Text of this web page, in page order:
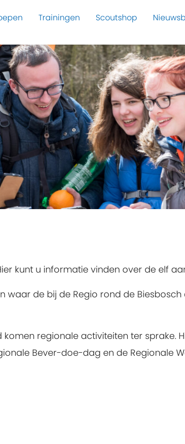
Trainingen Scoutshop
kunt u informatie vinden over de elf
de bij de Regio rond de
regionale activiteiten ter sprake.
Bever-doe-dag en de Regionale